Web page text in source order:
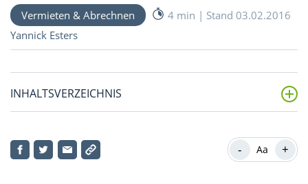
Vermieten & Abrechnen
4 min | Stand 03.02.2016
Yannick Esters
INHALTSVERZEICHNIS
Streuen ist Pflicht
- Aa +